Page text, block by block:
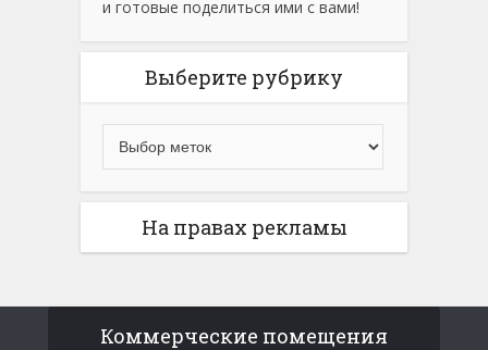
и готовые поделиться ими с вами!
Выберите рубрику
На правах рекламы
Коммерческие помещения